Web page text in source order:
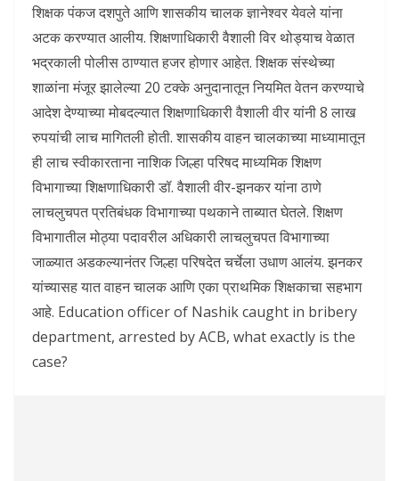
शिक्षक पंकज दशपुते आणि शासकीय चालक ज्ञानेश्वर येवले यांना
अटक करण्यात आलीय. शिक्षणाधिकारी वैशाली विर थोड्याच वेळात
भद्रकाली पोलीस ठाण्यात हजर होणार आहेत. शिक्षक संस्थेच्या
शाळांना मंजूर झालेल्या 20 टक्के अनुदानातून नियमित वेतन करण्याचे
आदेश देण्याच्या मोबदल्यात शिक्षणाधिकारी वैशाली वीर यांनी 8 लाख
रुपयांची लाच मागितली होती. शासकीय वाहन चालकाच्या माध्यामातून
ही लाच स्वीकारताना नाशिक जिल्हा परिषद माध्यमिक शिक्षण
विभागाच्या शिक्षणाधिकारी डॉ. वैशाली वीर-झनकर यांना ठाणे
लाचलुचपत प्रतिबंधक विभागाच्या पथकाने ताब्यात घेतले. शिक्षण
विभागातील मोठ्या पदावरील अधिकारी लाचलुचपत विभागाच्या
जाळ्यात अडकल्यानंतर जिल्हा परिषदेत चर्चेला उधाण आलंय. झनकर
यांच्यासह यात वाहन चालक आणि एका प्राथमिक शिक्षकाचा सहभाग
आहे. Education officer of Nashik caught in bribery
department, arrested by ACB, what exactly is the
case?